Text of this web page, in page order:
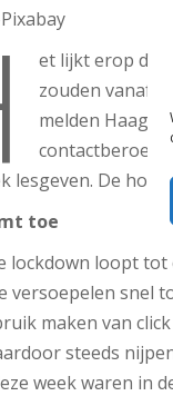
et lijkt erop dat
zouden vanaf
melden
lesgeven. De
toe
lockdown loopt tot
versoepelen snel
maken van
steeds
week waren in